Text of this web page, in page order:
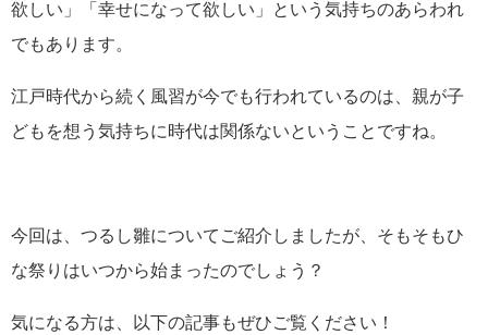
欲しい」「幸せになって欲しい」という気持ちのあらわれ
でもあります。
江戸時代から続く風習が今でも行われているのは、親が子
どもを想う気持ちに時代は関係ないということですね。
今回は、つるし雛についてご紹介しましたが、そもそもひ
な祭りはいつから始まったのでしょう？
気になる方は、以下の記事もぜひご覧ください！